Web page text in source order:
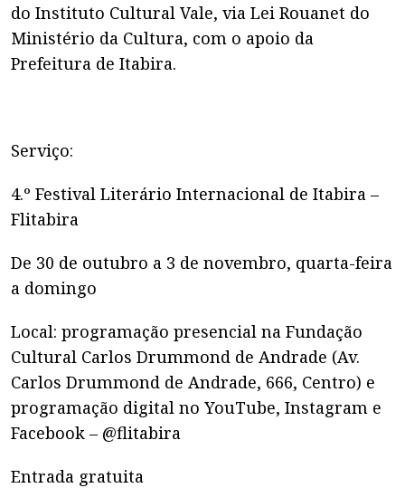
do Instituto Cultural Vale, via Lei Rouanet do
Ministério da Cultura, com o apoio da
Prefeitura de Itabira.
Serviço:
4.º Festival Literário Internacional de Itabira –
Flitabira
De 30 de outubro a 3 de novembro, quarta-feira
a domingo
Local: programação presencial na Fundação
Cultural Carlos Drummond de Andrade (Av.
Carlos Drummond de Andrade, 666, Centro) e
programação digital no YouTube, Instagram e
Facebook – @flitabira
Entrada gratuita